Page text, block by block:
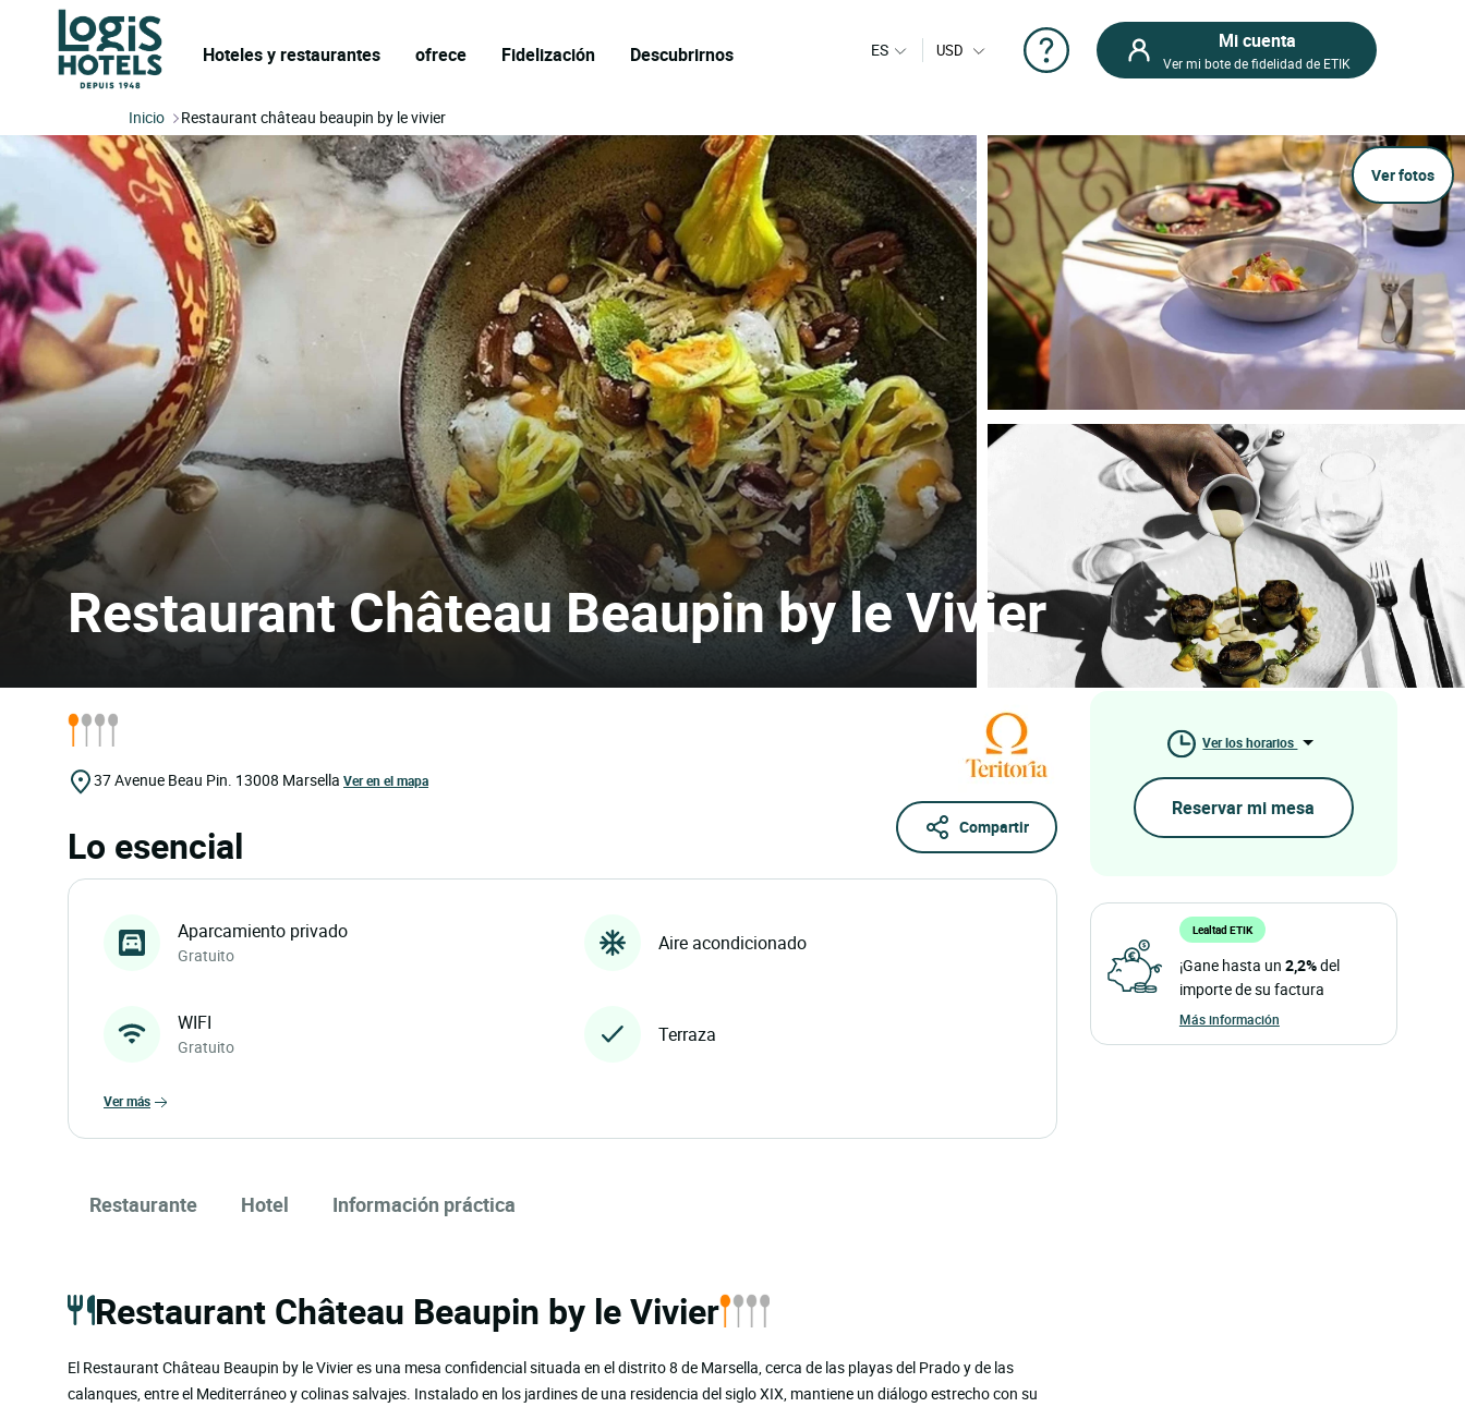
Hoteles y restaurantes ofrece Fidelización Descubrirnos ES USD Mi cuenta
Ver mi bote de fidelidad de ETIK
Inicio Restaurant château beaupin by le vivier
Ver fotos
Restaurant Château Beaupin by le Vivier
37 Avenue Beau Pin. 13008 Marsella Ver en el mapa
Compartir
Lo esencial
Aparcamiento privado
Gratuito
Aire acondicionado
WIFI
Gratuito
Terraza
ver más
Restaurante Hotel Información práctica
Restaurant Château Beaupin by le Vivier
El Restaurant Château Beaupin by le Vivier es una mesa confidencial situada en el distrito 8 de Marsella, cerca de las playas del Prado y de las
calanques, entre el Mediterráneo y colinas salvajes. Instalado en los jardines de una residencia del siglo XIX, mantiene un diálogo estrecho con su
Ver los horarios
Reservar mi mesa
Lealtad ETIK
¡Gane hasta un 2,2%del
importe de su factura
Más información